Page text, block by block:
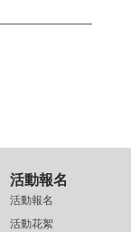
活動報名
活動報名
活動花絮